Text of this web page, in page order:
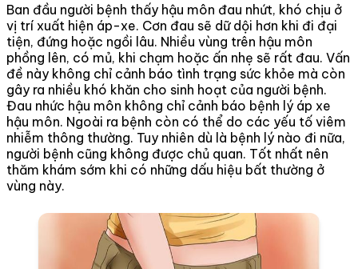
Ban đầu người bệnh thấy hậu môn đau nhứt, khó chịu ở
vị trí xuất hiện áp-xe. Cơn đau sẽ dữ dội hơn khi đi đại
tiện, đứng hoặc ngồi lâu. Nhiều vùng trên hậu môn
phồng lên, có mủ, khi chạm hoặc ấn nhẹ sẽ rất đau. Vấn
đề này không chỉ cảnh báo tình trạng sức khỏe mà còn
gây ra nhiều khó khăn cho sinh hoạt của người bệnh.
Đau nhức hậu môn không chỉ cảnh báo bệnh lý áp xe
hậu môn. Ngoài ra bệnh còn có thể do các yếu tố viêm
nhiễm thông thường. Tuy nhiên dù là bệnh lý nào đi nữa,
người bệnh cũng không được chủ quan. Tốt nhất nên
thăm khám sớm khi có những dấu hiệu bất thường ở
vùng này.